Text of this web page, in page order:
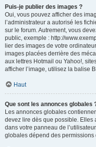
Puis-je publier des images ?
Oui, vous pouvez afficher des
l’administrateur a autorisé les
sur le forum. Autrement, vous
public, exemple : http://
lier des images de votre
images placées derrière des
aux lettres Hotmail ou Yahoo!,
afficher l’image, utilisez la balise
Haut
Que sont les annonces globales
Les annonces globales
devez lire dès que possible. Elles
dans votre panneau de
globales dépend des permissions